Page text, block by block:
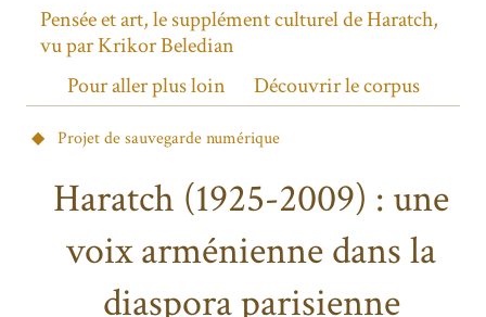
Pensée et art, le supplément culturel de Haratch,
vu par Krikor Beledian
Pour aller plus loin
Découvrir le corpus
Projet de sauvegarde numérique
Haratch (1925-2009) : une
voix arménienne dans la
diaspora parisienne